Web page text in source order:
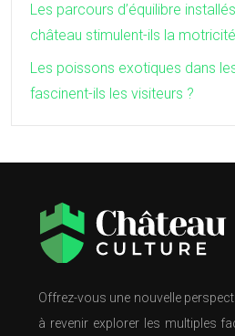
Les parcours d’équilibre
château stimulent-ils la
Les poissons exotiques dans
fascinent-ils les visiteurs ?
Offrez-vous une nouvelle
à revenir explorer les multiples